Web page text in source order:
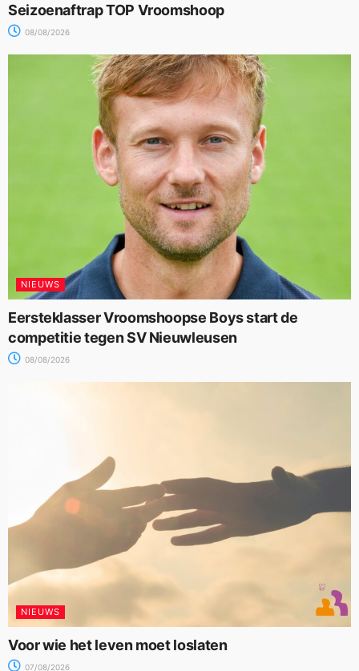
Seizoenaftrap TOP Vroomshoop
08/08/2026
NIEUWS
Eersteklasser Vroomshoopse Boys start de
competitie tegen SV Nieuwleusen
08/08/2026
NIEUWS
Voor wie het leven moet loslaten
07/08/2026